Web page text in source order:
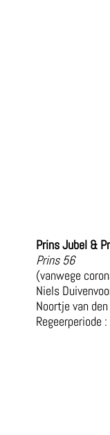
Prins Jubel &
Prins 56
(vanwege
Niels
Noortje van
Regeerperiode